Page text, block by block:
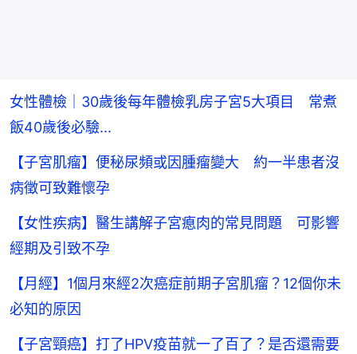
女性體檢｜30歲後每年體檢乳房子宮5大項目 常煮
飯40歲後必驗...
【子宮肌瘤】便秘尿頻或因腫瘤變大 約一半患者沒
病徵可致難懷孕
【女性疾病】醫生講解子宮瘜肉的常見問題 可影響
經期及引致不孕
【月經】1個月來經2次癌症前期子宮肌瘤？12個你未
必知的原因
【子宮頸癌】打了HPV疫苗就一了百了？是否還需要